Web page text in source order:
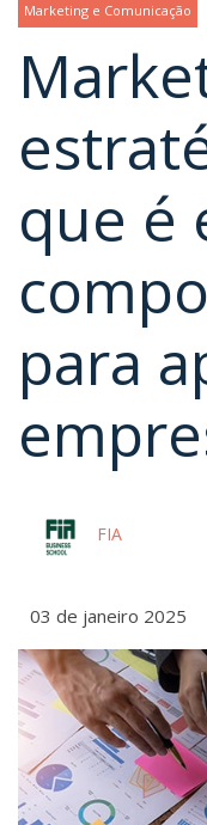
Marketing e Comunicação
que é
para
FIA
03 de janeiro 2025